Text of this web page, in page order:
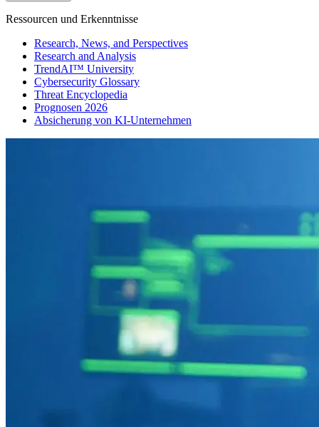
Ressourcen und Erkenntnisse
Research, News, and Perspectives
Research and Analysis
TrendAI™ University
Cybersecurity Glossary
Threat Encyclopedia
Prognosen 2026
Absicherung von KI-Unternehmen